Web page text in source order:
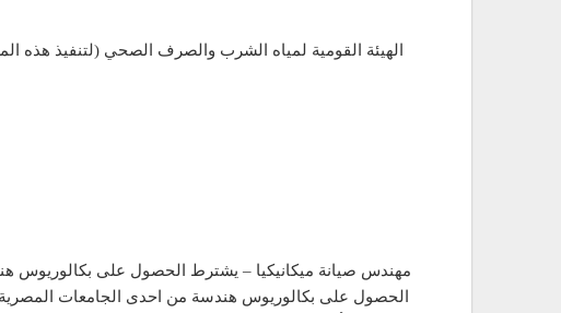
الهيئة القومية لمياه الشرب والصرف الصحي (لتنفيذ هذه
الحصول على بكالوريوس هندسة من احدى الجامعات